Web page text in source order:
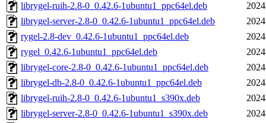
librygel-ruih-2.8-0_0.42.6-1ubuntu1_ppc64el.deb
librygel-server-2.8-0_0.42.6-1ubuntu1_ppc64el.deb
rygel-2.8-dev_0.42.6-1ubuntu1_ppc64el.deb
rygel_0.42.6-1ubuntu1_ppc64el.deb
librygel-core-2.8-0_0.42.6-1ubuntu1_ppc64el.deb
librygel-db-2.8-0_0.42.6-1ubuntu1_ppc64el.deb
librygel-ruih-2.8-0_0.42.6-1ubuntu1_s390x.deb
librygel-server-2.8-0_0.42.6-1ubuntu1_s390x.deb